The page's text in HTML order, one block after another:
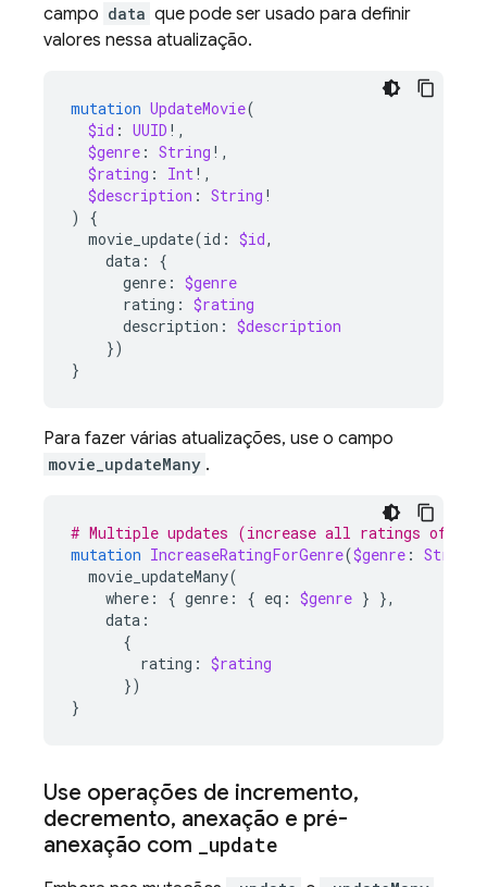
campo data que pode ser usado para definir
valores nessa atualização.
mutation UpdateMovie(
$id : UUID !,
$genre : String !,
$rating : Int!,
$description : String !
)
{
movie_update(id : $id,
data :
{
genre : $genre
rating : $rating
description : $description
})
}
Para fazer várias atualizações, use o campo
movie_updateMany .
# Multiple updates (increase all ratings of a
mutation IncreaseRatingForGenre($genre : String
movie_updateMany(
where : { genre : { eq : $genre } },
data :
{
rating : $rating
})
}
Use operações de incremento,
decremento, anexação e pré-
anexação com
update